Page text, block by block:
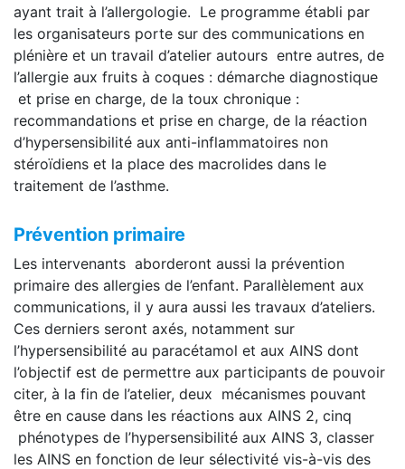
ayant trait à l’allergologie. Le programme établi par
les organisateurs porte sur des communications en
plénière et un travail d’atelier autours entre autres, de
l’allergie aux fruits à coques : démarche diagnostique
et prise en charge, de la toux chronique :
recommandations et prise en charge, de la réaction
d’hypersensibilité aux anti-inflammatoires non
stéroïdiens et la place des macrolides dans le
traitement de l’asthme.
Prévention primaire
Les intervenants aborderont aussi la prévention
primaire des allergies de l’enfant. Parallèlement aux
communications, il y aura aussi les travaux d’ateliers.
Ces derniers seront axés, notamment sur
l’hypersensibilité au paracétamol et aux AINS dont
l’objectif est de permettre aux participants de pouvoir
citer, à la fin de l’atelier, deux mécanismes pouvant
être en cause dans les réactions aux AINS 2, cinq
phénotypes de l’hypersensibilité aux AINS 3, classer
les AINS en fonction de leur sélectivité vis-à-vis des